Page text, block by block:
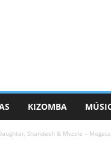
KIZOMBA
Shandesh & Mvzzle –